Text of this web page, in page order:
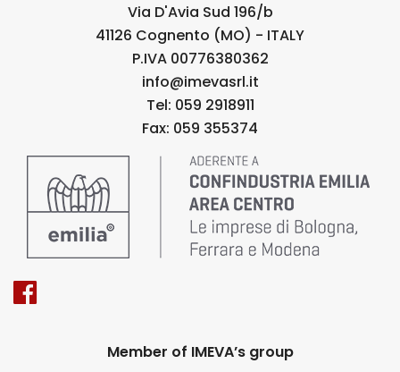
Via D'Avia Sud 196/b
41126 Cognento (MO) - ITALY
P.IVA 00776380362
info@imevasrl.it
Tel: 059 2918911
Fax: 059 355374
Member of IMEVA’s group